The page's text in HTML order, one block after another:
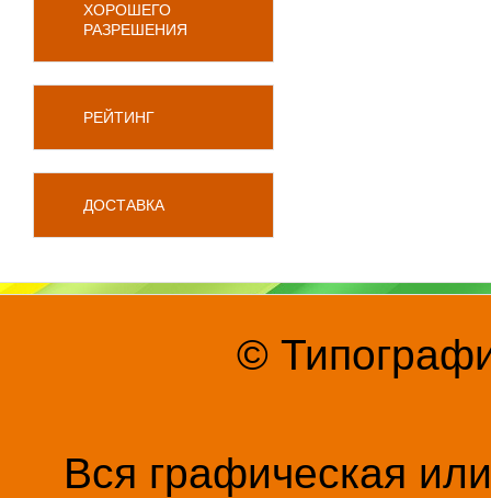
ХОРОШЕГО
РАЗРЕШЕНИЯ
РЕЙТИНГ
ДОСТАВКА
©
Вся графическая